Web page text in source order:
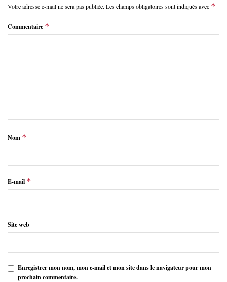
Votre adresse e-mail ne sera pas publiée. Les champs obligatoires sont indiqués avec *
Commentaire *
Nom *
E-mail *
Site web
Enregistrer mon nom, mon e-mail et mon site dans le navigateur pour mon
prochain commentaire.